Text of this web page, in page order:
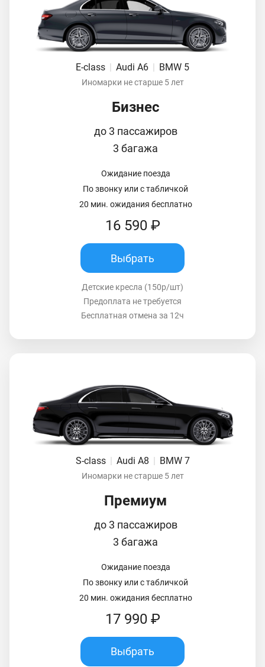
E-class | Audi A6 | BMW 5
Иномарки не старше 5 лет
Бизнес
до 3 пассажиров
3 багажа
Ожидание поезда
По звонку или с табличкой
20 мин. ожидания бесплатно
16 590 ₽
Выбрать
Детские кресла (150р/шт)
Предоплата не требуется
Бесплатная отмена за 12ч
S-class | Audi A8 | BMW 7
Иномарки не старше 5 лет
Премиум
до 3 пассажиров
3 багажа
Ожидание поезда
По звонку или с табличкой
20 мин. ожидания бесплатно
17 990 ₽
Выбрать